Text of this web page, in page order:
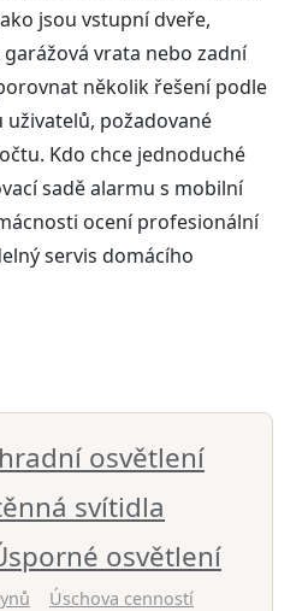
jsou vstupní dveře,
vrata nebo zadní
několik řešení podle
požadované
Kdo chce jednoduché
sadě alarmu s mobilní
ocení profesionální
servis domácího
osvětlení
svítidla
osvětlení
Úschova cenností